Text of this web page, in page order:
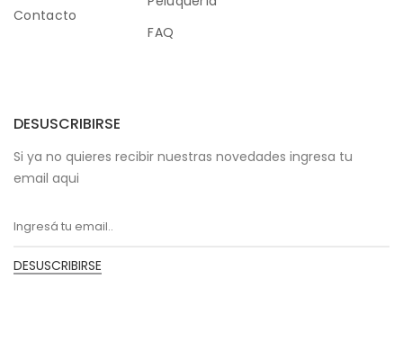
Contacto
FAQ
DESUSCRIBIRSE
Si ya no quieres recibir nuestras novedades ingresa tu
email aqui